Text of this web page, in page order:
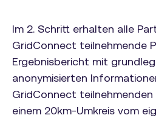
Im 2. Schritt erhalten alle
GridConnect teilnehmende
Ergebnisbericht mit
anonymisierten
GridConnect teilnehmenden
einem 20km-Umkreis vom